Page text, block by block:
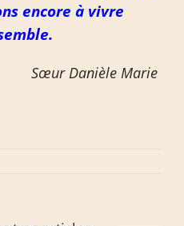
encore à vivre
Sœur Danièle Marie